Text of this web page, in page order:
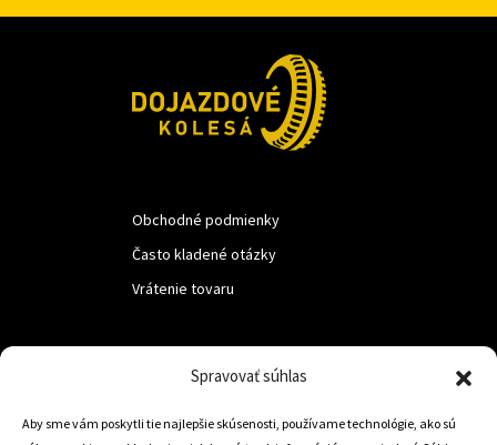
Spravovať súhlas
Aby sme vám poskytli tie najlepšie skúsenosti, používame technológie, ako sú
Obchodné podmienky
Často kladené otázky
Vrátenie tovaru
Trstená 02801